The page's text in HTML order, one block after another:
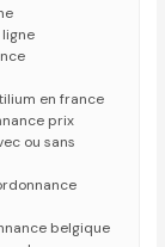
en france
prix
ou sans
belgique